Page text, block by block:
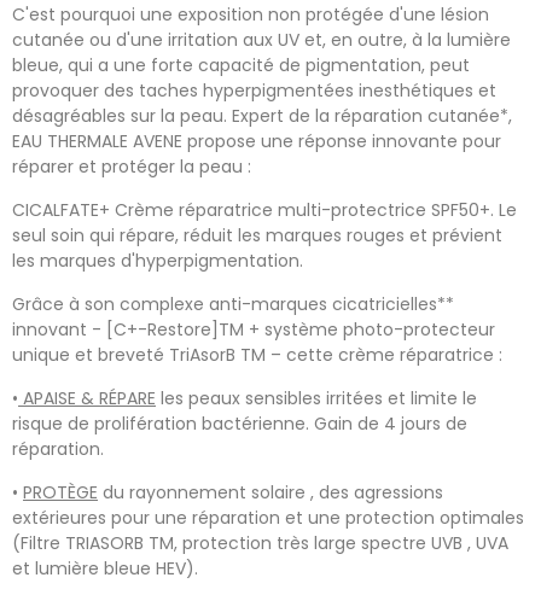
C'est pourquoi une exposition non protégée d'une lésion
cutanée ou d'une irritation aux UV et, en outre, à la lumière
bleue, qui a une forte capacité de pigmentation, peut
provoquer des taches hyperpigmentées inesthétiques et
désagréables sur la peau. Expert de la réparation cutanée*,
EAU THERMALE AVENE propose une réponse innovante pour
réparer et protéger la peau :
CICALFATE+ Crème réparatrice multi-protectrice SPF50+. Le
seul soin qui répare, réduit les marques rouges et prévient
les marques d'hyperpigmentation.
Grâce à son complexe anti-marques cicatricielles**
innovant - [C+-Restore]TM + système photo-protecteur
unique et breveté TriAsorB TM – cette crème réparatrice :
• APAISE & RÉPARE les peaux sensibles irritées et limite le
risque de prolifération bactérienne. Gain de 4 jours de
réparation.
• PROTÈGE du rayonnement solaire , des agressions
extérieures pour une réparation et une protection optimales
(Filtre TRIASORB TM, protection très large spectre UVB , UVA
et lumière bleue HEV).